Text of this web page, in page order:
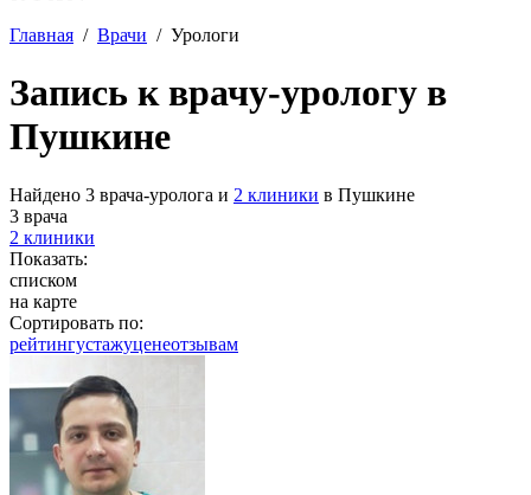
Главная / Врачи / Урологи
Запись к врачу-урологу в
Пушкине
Найдено 3 врача-уролога и 2 клиники в Пушкине
3 врача
2 клиники
Показать:
списком
на карте
Сортировать по:
рейтингустажуценеотзывам